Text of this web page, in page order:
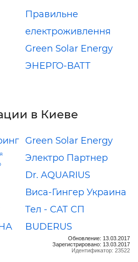
Правильне
електроживлення
Green Solar Energy
ЭНЕРГО-ВАТТ
в Киеве
Green Solar Energy
Электро Партнер
Dr. AQUARIUS
Виса-Гингер Украина
Tел - САТ СП
BUDERUS
Обновление: 13.03.2017
Зарегистрировано: 13.03.2017
Идентификатор: 23522